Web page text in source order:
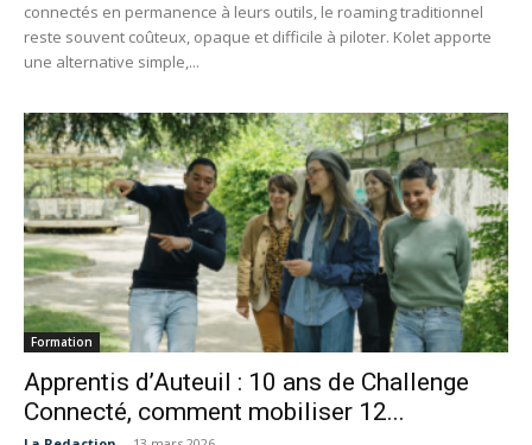
connectés en permanence à leurs outils, le roaming traditionnel
reste souvent coûteux, opaque et difficile à piloter. Kolet apporte
une alternative simple,...
Formation
Apprentis d’Auteuil : 10 ans de Challenge
Connecté, comment mobiliser 12...